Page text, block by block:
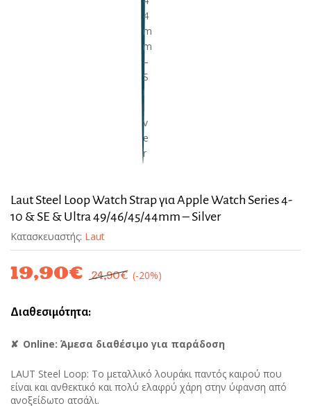
Laut Steel Loop Watch Strap για Apple Watch Series 4-
10 & SE & Ultra 49/46/45/44mm – Silver
Κατασκευαστής: Laut
19,90€ 24,90€ (-20%)
Διαθεσιμότητα:
Online: Άμεσα διαθέσιμο για παράδοση
LAUT Steel Loop: Tο μεταλλικό λουράκι παντός καιρού που
είναι και ανθεκτικό και πολύ ελαφρύ χάρη στην ύφανση από
ανοξείδωτο ατσάλι.